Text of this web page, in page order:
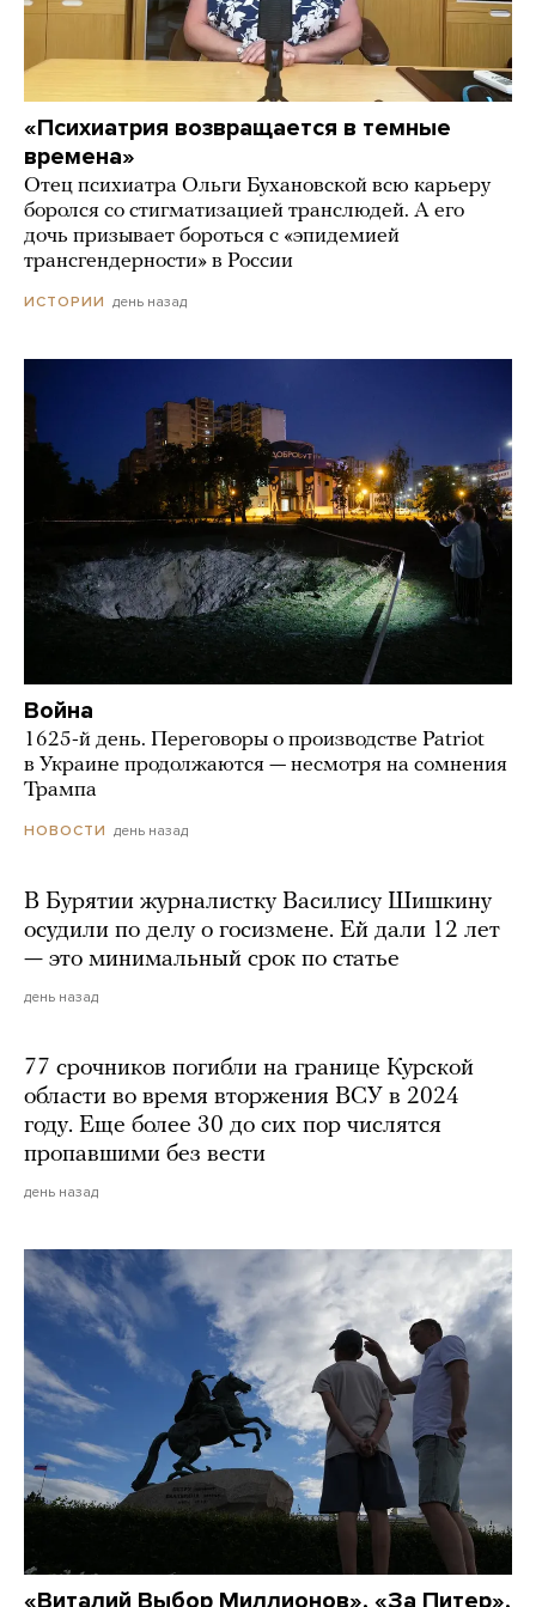
«Психиатрия возвращается в темные
времена»
Отец психиатра Ольги Бухановской всю карьеру
боролся со стигматизацией транслюдей. А его
дочь призывает бороться с «эпидемией
трансгендерности» в России
ИСТОРИИ день назад
Война
1625-й день. Переговоры о производстве Patriot
в Украине продолжаются — несмотря на сомнения
Трампа
НОВОСТИ день назад
В Бурятии журналистку Василису Шишкину
осудили по делу о госизмене. Ей дали 12 лет
— это минимальный срок по статье
день назад
77 срочников погибли на границе Курской
области во время вторжения ВСУ в 2024
году. Еще более 30 до сих пор числятся
пропавшими без вести
день назад
«Виталий Выбор Миллионов», «За Питер»,